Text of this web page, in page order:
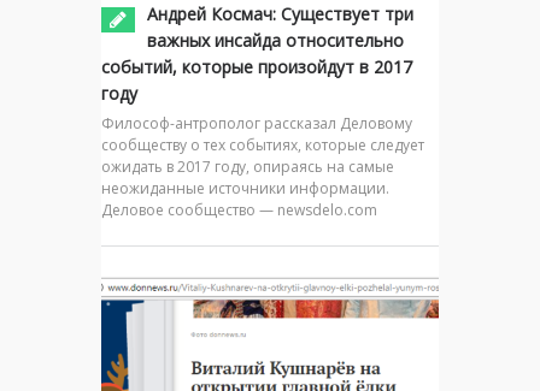
Андрей Космач: Существует три
важных инсайда относительно
событий, которые произойдут в 2017
году
Философ-антрополог рассказал Деловому
сообществу о тех событиях, которые следует
ожидать в 2017 году, опираясь на самые
неожиданные источники информации.
Деловое сообщество — newsdelo.com